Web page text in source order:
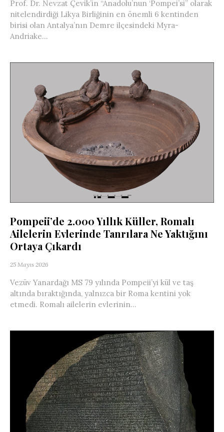
Prof. Dr. Nevzat Çevik’in “Anadolu’nun ‘Pompei’si” olarak
nitelendirdiği Likya Birliğinin en önemli 6 kentinden
birisi olan Antalya’nın Demre ilçesindeki Myra-
Andriake...
Pompeii’de 2.000 Yıllık Küller, Romalı
Ailelerin Evlerinde Tanrılara Ne Yaktığını
Ortaya Çıkardı
25 Mayıs 2026
Vezüv Yanardağı MS 79 yılında Pompeii’yi kül ve taş
altında bıraktığında, yalnızca bir Roma kentini yok
etmedi. Romalı ailelerin evlerinin...